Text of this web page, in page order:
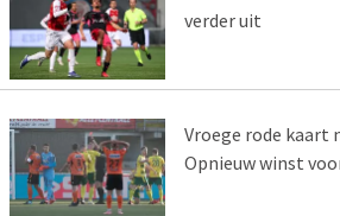
verder uit
Vroege rode kaart
Opnieuw winst